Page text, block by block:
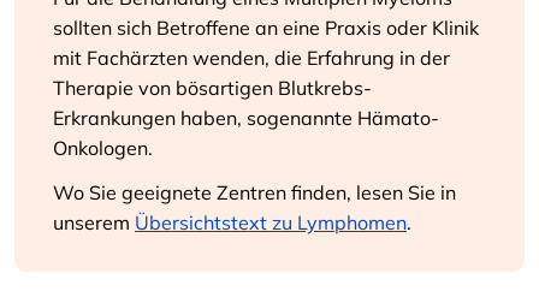
sollten sich Betroffene an eine Praxis oder Klinik
mit Fachärzten wenden, die Erfahrung in der
Therapie von bösartigen Blutkrebs-
Erkrankungen haben, sogenannte Hämato-
Onkologen.
Wo Sie geeignete Zentren finden, lesen Sie in
unserem Übersichtstext zu Lymphomen.